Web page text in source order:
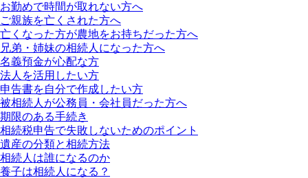
お勤めで時間が取れない方へ
ご親族を亡くされた方へ
亡くなった方が農地をお持ちだった方へ
兄弟・姉妹の相続人になった方へ
名義預金が心配な方
法人を活用したい方
申告書を自分で作成したい方
被相続人が公務員・会社員だった方へ
期限のある手続き
相続税申告で失敗しないためのポイント
遺産の分類と相続方法
相続人は誰になるのか
養子は相続人になる？